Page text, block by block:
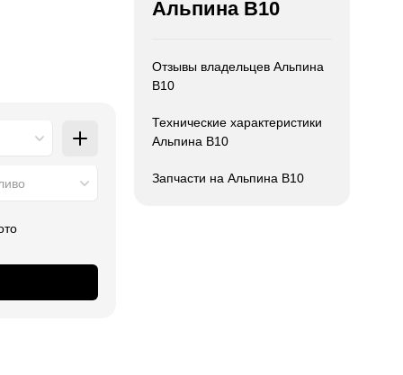
Альпина В10
Отзывы владельцев Альпина
В10
Технические характеристики
Альпина В10
Запчасти на Альпина В10